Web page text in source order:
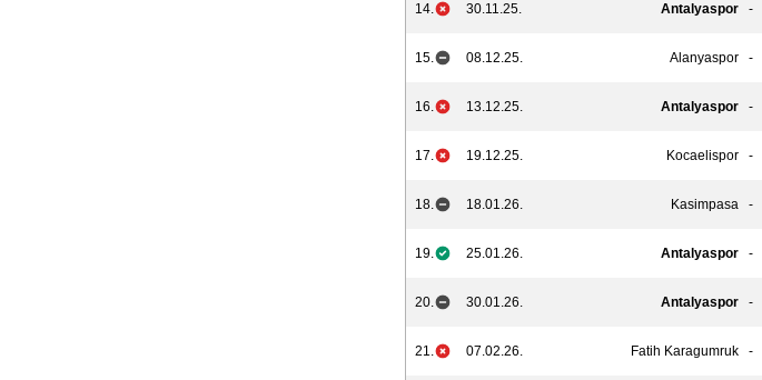
14. 30.11.25. Antalyaspor -
15. 08.12.25. Alanyaspor -
16. 13.12.25. Antalyaspor -
17. 19.12.25. Kocaelispor -
18. 18.01.26. Kasimpasa -
19. 25.01.26. Antalyaspor -
20. 30.01.26. Antalyaspor -
21. 07.02.26. Fatih Karagumruk -